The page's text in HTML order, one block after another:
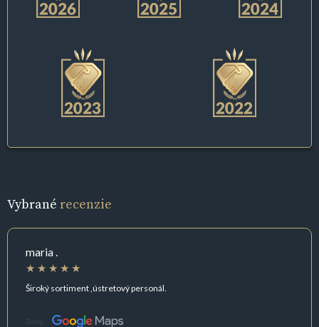
Vybrané recenzie
maria .
Široký sortiment ,ústretový personál.
Zdroj: